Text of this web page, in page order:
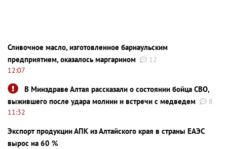
Сливочное масло, изготовленное барнаульским
предприятием, оказалось маргарином
12
12:07
В Минздраве Алтая рассказали о состоянии бойца СВО,
выжившего после удара молнии и встречи с медведем
8
11:32
Экспорт продукции АПК из Алтайского края в страны ЕАЭС
вырос на 60 %